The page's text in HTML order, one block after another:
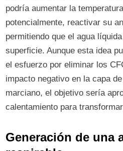
podría aumentar la
potencialmente, reactivar su
permitiendo que el agua
superficie. Aunque esta idea
el esfuerzo por eliminar los
impacto negativo en la capa
marciano, el objetivo sería
calentamiento para
Generación de una